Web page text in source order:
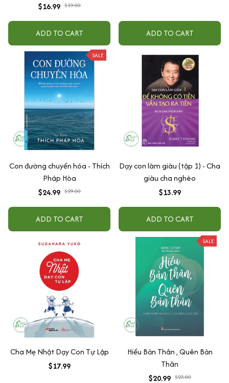
$16.99 $19.00
ADD TO CART ADD TO CART
SALE
Con đường chuyển hóa - Thích
Pháp Hòa
$24.99 $29.00
ADD TO CART
Dạy con làm giàu (tập 1) - Cha
giàu cha nghèo
$13.99
ADD TO CART
Cha Mẹ Nhật Dạy Con Tự Lập
$17.99
SALE
Hiểu Bản Thân , Quên Bản
Thân
$20.99 $23.00